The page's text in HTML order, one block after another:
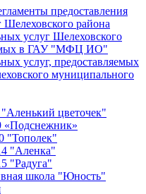
предоставления
района
услуг Шелеховского
в ГАУ "МФЦ ИО"
услуг, предоставляемых
муниципального
цветочек"
«Подснежник»
"Тополек"
"Аленка"
"Радуга"
школа "Юность"